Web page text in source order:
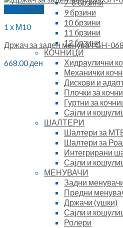
7-8 брзини
9 брзини
10 брзини
11 брзини
12 брзини
КОЧНИЦИ
Хидраулични
Механички
Дискови и
Плочки за
Гуртни за
Сајли и
ШАЛТЕРИ
Шалтери за
Шалтери за
Интегрирани
Сајли и
МЕНУВАЧИ
Задни
Предни
Држачи (ушки)
Сајли и
Ролери
Quick View
1 х М10
Држач за заден менувач GH-068
668.00ден